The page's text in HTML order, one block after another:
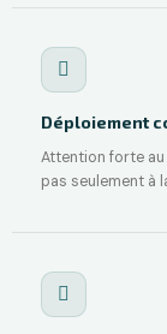
Déploiement
Attention forte
pas seulement à